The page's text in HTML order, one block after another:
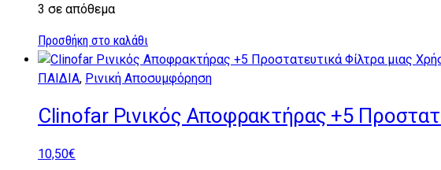
3 σε απόθεμα
Προσθήκη στο καλάθι
ΠΑΙΔΙΑ, Ρινική Αποσυμφόρηση
Clinofar Ρινικός Αποφρακτήρας +5
10,50€